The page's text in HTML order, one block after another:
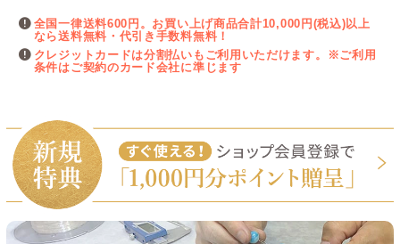
全国一律送料600円。お買い上げ商品合計10,000円(税込)以上
なら送料無料・代引き手数料無料！
クレジットカードは分割払いもご利用いただけます。※ご利用
条件はご契約のカード会社に準じます